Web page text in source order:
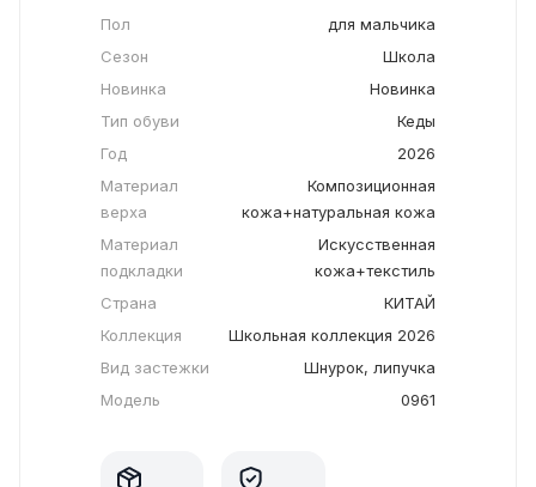
Пол
для мальчика
Сезон
Школа
Новинка
Новинка
Тип обуви
Кеды
Год
2026
Материал
верха
Композиционная
кожа+натуральная кожа
Материал
подкладки
Искусственная
кожа+текстиль
Страна
КИТАЙ
Коллекция
Школьная коллекция 2026
Вид застежки
Шнурок, липучка
Модель
0961